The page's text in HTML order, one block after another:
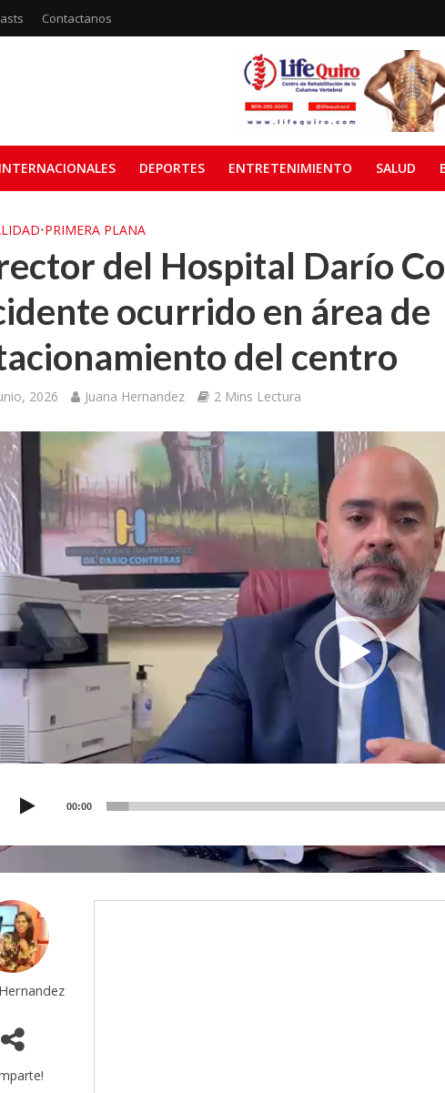
Contactanos
INTERNACIONALES DEPORTES ENTRETENIMIENTO SALUD
•PRIMERA PLANA
del Hospital Darío
ocurrido en área de
del centro
2026 Juana Hernandez 2 Mins Lectura
00:00